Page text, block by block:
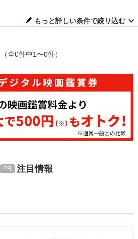
もっと詳しい条件で絞り込む
（全0件中1〜0件）
注目情報